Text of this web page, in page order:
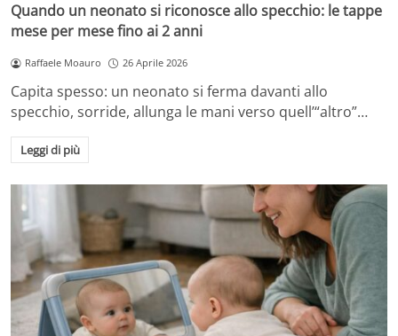
Quando un neonato si riconosce allo specchio: le tappe
mese per mese fino ai 2 anni
Raffaele Moauro 26 Aprile 2026
Capita spesso: un neonato si ferma davanti allo
specchio, sorride, allunga le mani verso quell’“altro”…
Leggi di più